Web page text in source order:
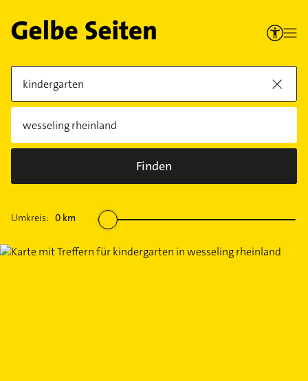
Finden
Umkreis: 0 km